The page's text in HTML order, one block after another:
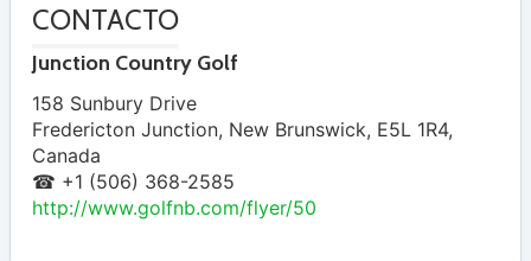
CONTACTO
Junction Country Golf
158 Sunbury Drive
Fredericton Junction, New Brunswick, E5L 1R4,
Canada
☎ +1 (506) 368-2585
http://www.golfnb.com/flyer/50